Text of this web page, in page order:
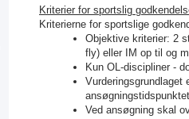
Kriterier for sportslig
Kriterierne for sportslige
Objektive kriterier: 2
fly) eller IM op til og
Kun OL-discipliner -
Vurderingsgrundlaget
Ved ansøgning skal